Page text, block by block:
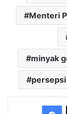
Menteri
minyak
persepsi